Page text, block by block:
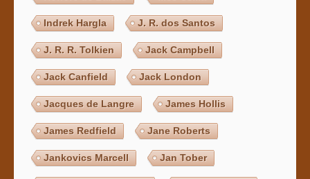
Indrek Hargla J. R. dos Santos
J. R. R. Tolkien Jack Campbell
Jack Canfield Jack London
Jacques de Langre James Hollis
James Redfield Jane Roberts
Jankovics Marcell Jan Tober